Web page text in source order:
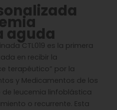
aguda
CTL019 es la primera
en recibir la
terapéutico” por la
y Medicamentos de los
de leucemia linfoblástica
o recurrente. Esta